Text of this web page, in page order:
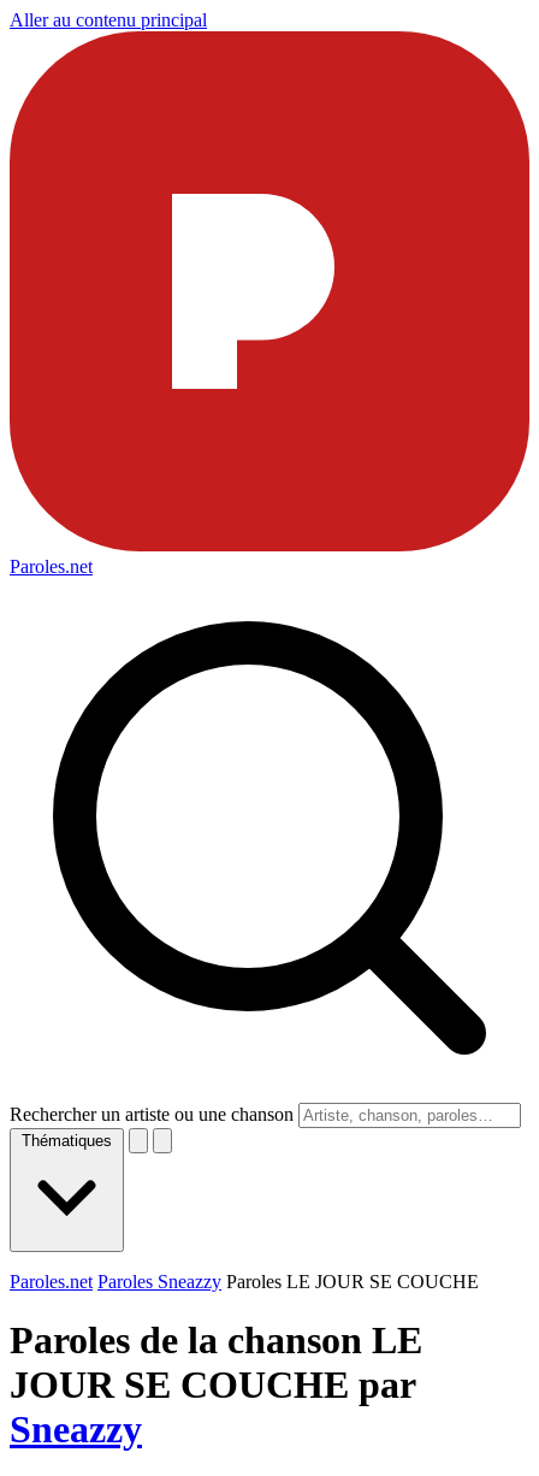
Aller au contenu principal
Paroles.net
Rechercher un artiste ou une chanson
Thématiques
Paroles.net Paroles Sneazzy Paroles LE JOUR SE COUCHE
Paroles de la chanson LE
JOUR SE COUCHE par
Sneazzy